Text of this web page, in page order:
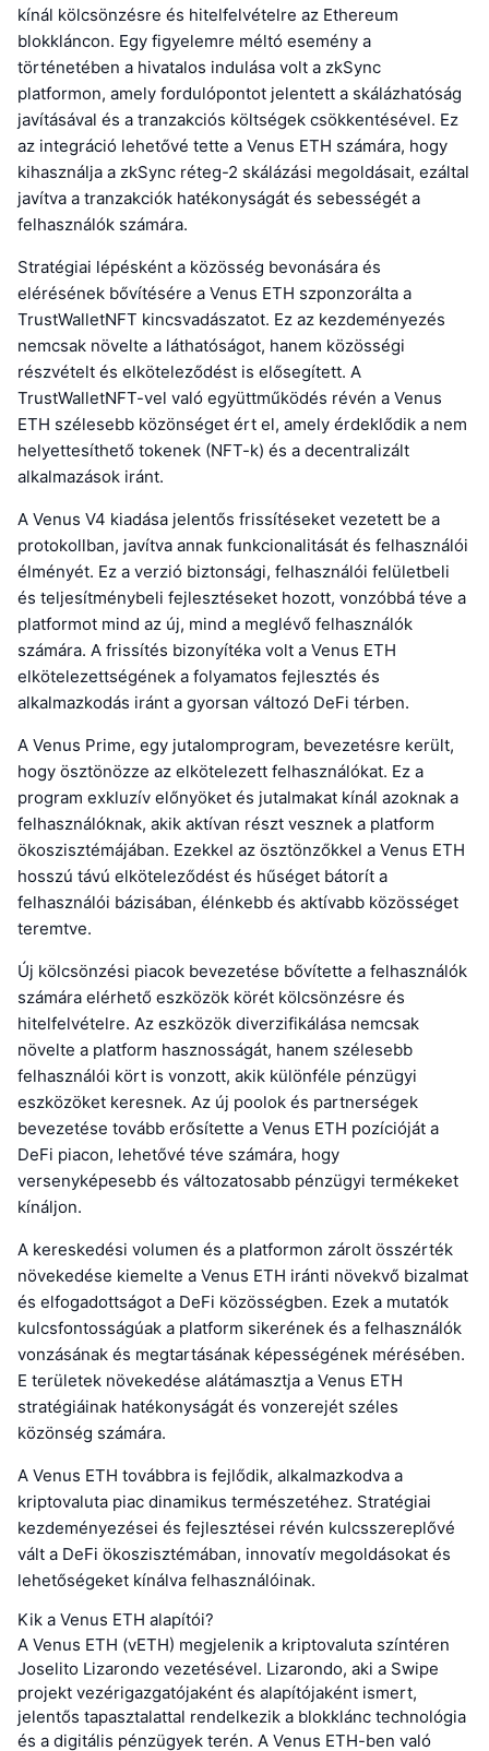
kínál kölcsönzésre és hitelfelvételre az Ethereum
blokkláncon. Egy figyelemre méltó esemény a
történetében a hivatalos indulása volt a zkSync
platformon, amely fordulópontot jelentett a skálázhatóság
javításával és a tranzakciós költségek csökkentésével. Ez
az integráció lehetővé tette a Venus ETH számára, hogy
kihasználja a zkSync réteg-2 skálázási megoldásait, ezáltal
javítva a tranzakciók hatékonyságát és sebességét a
felhasználók számára.
Stratégiai lépésként a közösség bevonására és
elérésének bővítésére a Venus ETH szponzorálta a
TrustWalletNFT kincsvadászatot. Ez az kezdeményezés
nemcsak növelte a láthatóságot, hanem közösségi
részvételt és elköteleződést is elősegített. A
TrustWalletNFT-vel való együttműködés révén a Venus
ETH szélesebb közönséget ért el, amely érdeklődik a nem
helyettesíthető tokenek (NFT-k) és a decentralizált
alkalmazások iránt.
A Venus V4 kiadása jelentős frissítéseket vezetett be a
protokollban, javítva annak funkcionalitását és felhasználói
élményét. Ez a verzió biztonsági, felhasználói felületbeli
és teljesítménybeli fejlesztéseket hozott, vonzóbbá téve a
platformot mind az új, mind a meglévő felhasználók
számára. A frissítés bizonyítéka volt a Venus ETH
elkötelezettségének a folyamatos fejlesztés és
alkalmazkodás iránt a gyorsan változó DeFi térben.
A Venus Prime, egy jutalomprogram, bevezetésre került,
hogy ösztönözze az elkötelezett felhasználókat. Ez a
program exkluzív előnyöket és jutalmakat kínál azoknak a
felhasználóknak, akik aktívan részt vesznek a platform
ökoszisztémájában. Ezekkel az ösztönzőkkel a Venus ETH
hosszú távú elköteleződést és hűséget bátorít a
felhasználói bázisában, élénkebb és aktívabb közösséget
teremtve.
Új kölcsönzési piacok bevezetése bővítette a felhasználók
számára elérhető eszközök körét kölcsönzésre és
hitelfelvételre. Az eszközök diverzifikálása nemcsak
növelte a platform hasznosságát, hanem szélesebb
felhasználói kört is vonzott, akik különféle pénzügyi
eszközöket keresnek. Az új poolok és partnerségek
bevezetése tovább erősítette a Venus ETH pozícióját a
DeFi piacon, lehetővé téve számára, hogy
versenyképesebb és változatosabb pénzügyi termékeket
kínáljon.
A kereskedési volumen és a platformon zárolt összérték
növekedése kiemelte a Venus ETH iránti növekvő bizalmat
és elfogadottságot a DeFi közösségben. Ezek a mutatók
kulcsfontosságúak a platform sikerének és a felhasználók
vonzásának és megtartásának képességének mérésében.
E területek növekedése alátámasztja a Venus ETH
stratégiáinak hatékonyságát és vonzerejét széles
közönség számára.
A Venus ETH továbbra is fejlődik, alkalmazkodva a
kriptovaluta piac dinamikus természetéhez. Stratégiai
kezdeményezései és fejlesztései révén kulcsszereplővé
vált a DeFi ökoszisztémában, innovatív megoldásokat és
lehetőségeket kínálva felhasználóinak.
Kik a Venus ETH alapítói?
A Venus ETH (vETH) megjelenik a kriptovaluta színtéren
Joselito Lizarondo vezetésével. Lizarondo, aki a Swipe
projekt vezérigazgatójaként és alapítójaként ismert,
jelentős tapasztalattal rendelkezik a blokklánc technológia
és a digitális pénzügyek terén. A Venus ETH-ben való